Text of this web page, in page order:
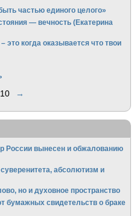
частью единого целого»
— вечность (Екатерина
когда оказывается что твои
→
России вынесен и обжалованию
абсолютизм и
но и духовное пространство
бумажных свидетельств о браке